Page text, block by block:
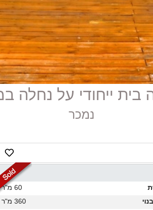
נמכר
60 מ"ר
360 מ"ר